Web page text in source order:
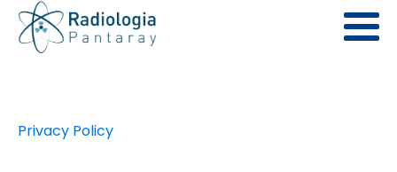
Privacy Policy